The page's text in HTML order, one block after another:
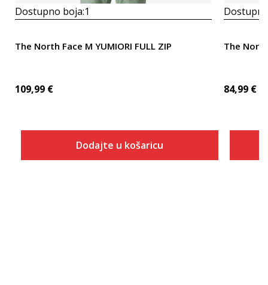
Dostupno boja:1
The North Face M YUMIORI FULL ZIP
109,99 €
Dodajte u košaricu
The North
84,99 €